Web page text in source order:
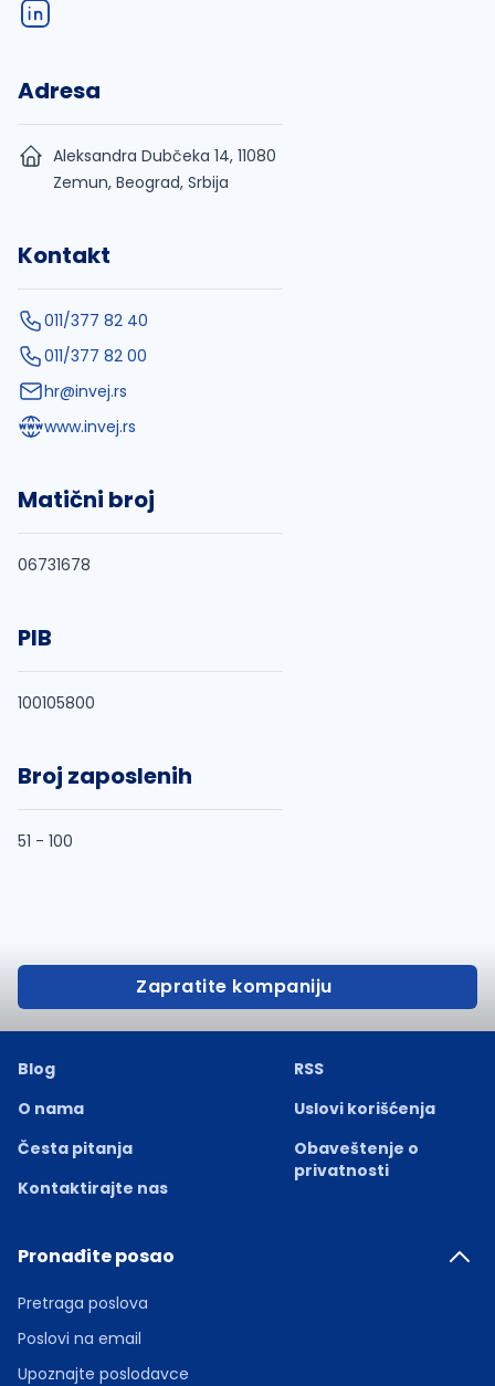
Adresa
Aleksandra Dubčeka 14, 11080
Zemun, Beograd, Srbija
Kontakt
011/377 82 40
011/377 82 00
hr@invej.rs
www.invej.rs
Matični broj
06731678
PIB
100105800
Broj zaposlenih
51 - 100
Zapratite kompaniju
Blog
O nama
Česta pitanja
Kontaktirajte nas
RSS
Uslovi korišćenja
Obaveštenje o
privatnosti
Pronađite posao
Pretraga poslova
Poslovi na email
Upoznajte poslodavce